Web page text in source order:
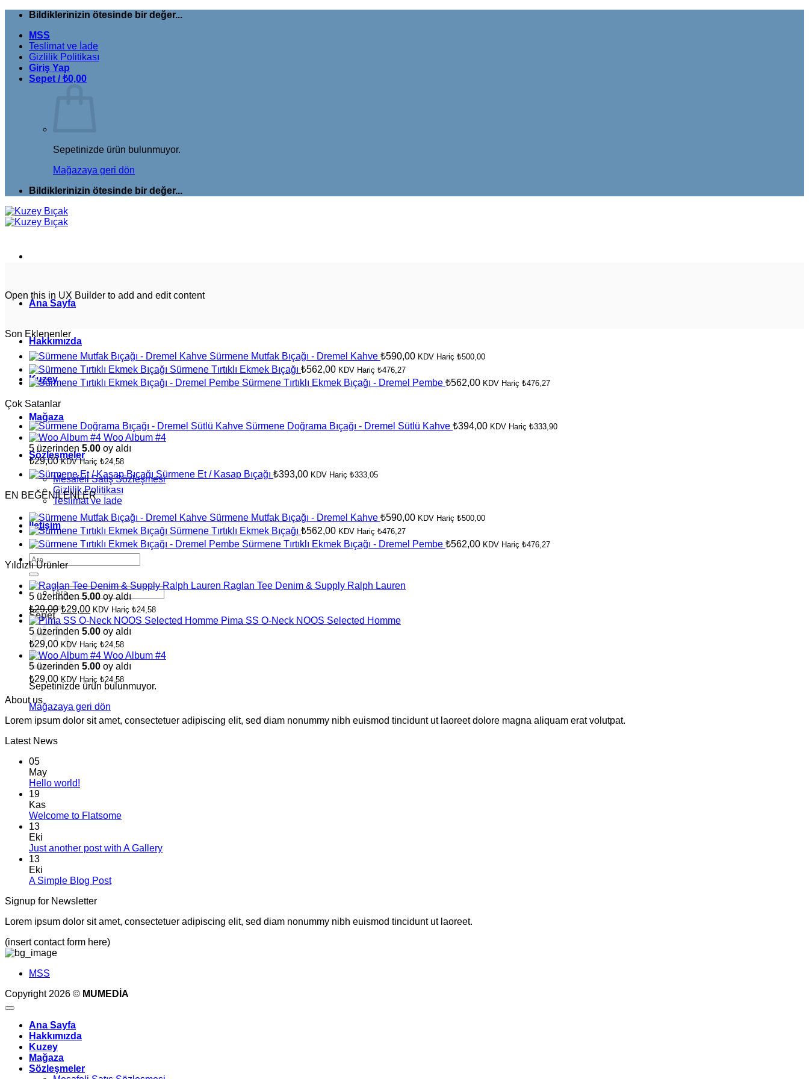
İçeriğeBildiklerinizin ötesinde bir değer...
MSS
Teslimat ve İade
Gizlilik Politikası
Giriş Yap
Sepet /₺0,00
Sepetinizde ürün bulunmuyor.
Mağazaya geri dön
Bildiklerinizin ötesinde bir değer...
Ana Sayfa
Hakkımızda
Kuzey
Mağaza
Sözleşmeler
Mesafeli Satış Sözleşmesi
Gizlilik Politikası
Teslimat ve İade
İletişim
Ara:
Ara:
Sepet
Sepetinizde ürün bulunmuyor.
Mağazaya geri dön
Open this in UX Builder to add and edit content
Son Eklenenler
Sürmene Mutfak Bıçağı - Dremel Kahve ₺590,00 KDV Hariç ₺500,00
Sürmene Tırtıklı Ekmek Bıçağı ₺562,00 KDV Hariç ₺476,27
Sürmene Tırtıklı Ekmek Bıçağı - Dremel Pembe ₺562,00 KDV Hariç ₺476,27
Çok Satanlar
Sürmene Doğrama Bıçağı - Dremel Sütlü Kahve ₺394,00 KDV Hariç ₺333,90
Woo Album #4
5 üzerinden 5.00 oy aldı
₺29,00 KDV Hariç ₺24,58
Sürmene Et / Kasap Bıçağı ₺393,00 KDV Hariç ₺333,05
EN BEĞENİLENLER
Sürmene Mutfak Bıçağı - Dremel Kahve ₺590,00 KDV Hariç ₺500,00
Sürmene Tırtıklı Ekmek Bıçağı ₺562,00 KDV Hariç ₺476,27
Sürmene Tırtıklı Ekmek Bıçağı - Dremel Pembe ₺562,00 KDV Hariç ₺476,27
Yıldızlı Ürünler
Raglan Tee Denim & Supply Ralph Lauren
5 üzerinden5.00oy aldı
₺29,00Orijinal
fiyat:
₺29,00.
₺29,00Şu
andaki
fiyat:
₺29,00.
KDV Hariç ₺24,58
Pima SS O-Neck NOOS Selected Homme
5 üzerinden 5.00 oy aldı
₺29,00 KDV Hariç ₺24,58
Woo Album #4
5 üzerinden 5.00 oy aldı
₺29,00 KDV Hariç ₺24,58
About us
Lorem ipsum dolor sit amet, consectetuer adipiscing elit, sed diam nonummy nibh euismod tincidunt ut laoreet dolore magna aliquam erat volutpat.
Latest News
05
May
Hello world!
world!
19
Kas
Welcome to FlatsomeYorum
to
13
Eki
Just another post with A GalleryYorum
Gallery
13
Eki
A Simple Blog PostYorum
Blog
Signup for Newsletter
Lorem ipsum dolor sit amet, consectetuer adipiscing elit, sed diam nonummy nibh euismod tincidunt ut laoreet.
(insert contact form here)
MSS
Copyright 2026 © MUMEDİA
Ana Sayfa
Hakkımızda
Kuzey
Mağaza
Sözleşmeler